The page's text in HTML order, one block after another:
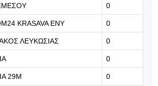
10.08.2026 | 10:06
H Γιουνάιτεντ δίνει την ευκαιρία της
στον Ράσφορντ
Άλλα δύο φιλικά και τελευταίες
προσθαφαιρέσεις
0
KRASAVA ΕΝΥ 0
ΛΕΥΚΩΣΙΑΣ 0
0
29Μ 0